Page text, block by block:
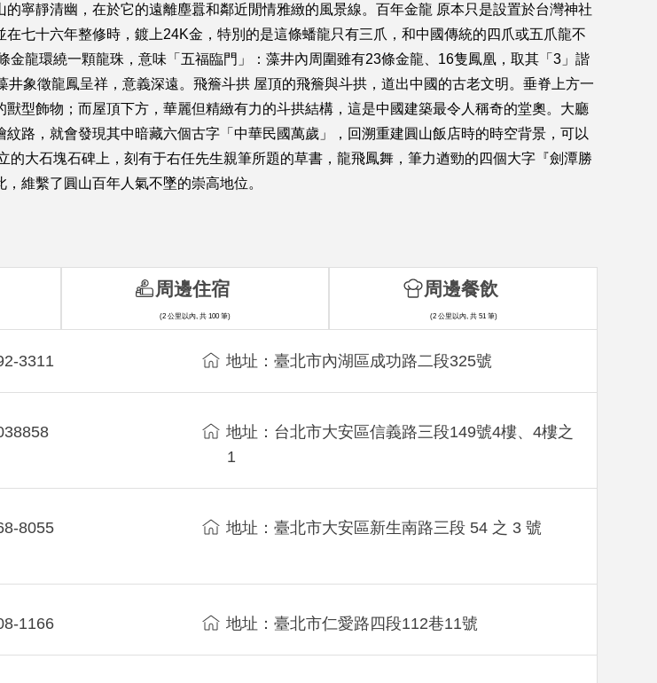
寧靜清幽，在於它的遠離塵囂和鄰近閒情雅緻的風景線。百年金龍 原本只是設置於台灣神社
七十六年整修時，鍍上24K金，特別的是這條蟠龍只有三爪，和中國傳統的四爪或五爪龍不
龍環繞一顆龍珠，意味「五福臨門」：藻井內周圍雖有23條金龍、16隻鳳凰，取其「3」諧
象徵龍鳳呈祥，意義深遠。飛簷斗拱 屋頂的飛簷與斗拱，道出中國的古老文明。垂脊上方一
型飾物；而屋頂下方，華麗但精緻有力的斗拱結構，這是中國建築最令人稱奇的堂奧。大廳
路，就會發現其中暗藏六個古字「中華民國萬歲」，回溯重建圓山飯店時的時空背景，可以
大石塊石碑上，刻有于右任先生親筆所題的草書，龍飛鳳舞，筆力遒勁的四個大字『劍潭勝
維繫了圓山百年人氣不墜的崇高地位。
3311 地址：臺北市內湖區成功路二段325號
地址：台北市大安區信義路三段149號4樓、4樓之
1
8055
地址：臺北市大安區新生南路三段 54 之 3 號
1166 地址：臺北市仁愛路四段112巷11號
周邊住宿
(2 公里以內, 共 100 筆)
周邊餐飲
(2 公里以內, 共 51 筆)